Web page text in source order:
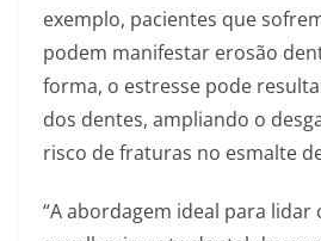
exemplo, pacientes que
podem manifestar erosão
forma, o estresse pode
dos dentes, ampliando o
risco de fraturas no esmalte
“A abordagem ideal para lidar